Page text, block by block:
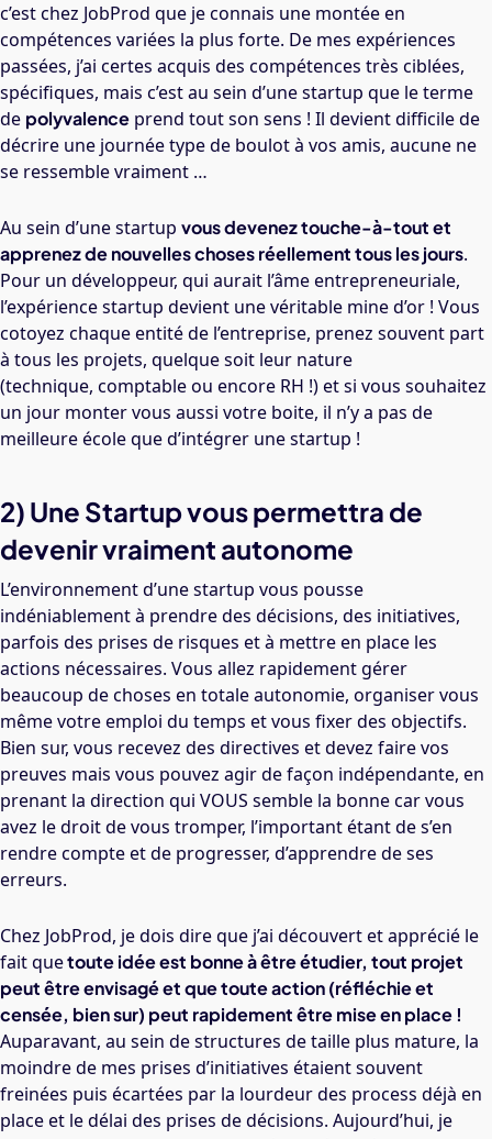
c’est chez JobProd que je connais une montée en
compétences variées la plus forte. De mes expériences
passées, j’ai certes acquis des compétences très ciblées,
spécifiques, mais c’est au sein d’une startup que le terme
de polyvalence prend tout son sens ! Il devient difficile de
décrire une journée type de boulot à vos amis, aucune ne
se ressemble vraiment …
Au sein d’une startup vous devenez touche-à-tout et
apprenez de nouvelles choses réellement tous les jours.
Pour un développeur, qui aurait l’âme entrepreneuriale,
l’expérience startup devient une véritable mine d’or ! Vous
cotoyez chaque entité de l’entreprise, prenez souvent part
à tous les projets, quelque soit leur nature
(technique, comptable ou encore RH !) et si vous souhaitez
un jour monter vous aussi votre boite, il n’y a pas de
meilleure école que d’intégrer une startup !
2) Une Startup vous permettra de
devenir vraiment autonome
L’environnement d’une startup vous pousse
indéniablement à prendre des décisions, des initiatives,
parfois des prises de risques et à mettre en place les
actions nécessaires. Vous allez rapidement gérer
beaucoup de choses en totale autonomie, organiser vous
même votre emploi du temps et vous fixer des objectifs.
Bien sur, vous recevez des directives et devez faire vos
preuves mais vous pouvez agir de façon indépendante, en
prenant la direction qui VOUS semble la bonne car vous
avez le droit de vous tromper, l’important étant de s’en
rendre compte et de progresser, d’apprendre de ses
erreurs.
Chez JobProd, je dois dire que j’ai découvert et apprécié le
fait quetoute idée est bonne à être étudier, tout projet
peut être envisagé et que toute action (réfléchie et
censée, bien sur) peut rapidement être mise en place !
Auparavant, au sein de structures de taille plus mature, la
moindre de mes prises d’initiatives étaient souvent
freinées puis écartées par la lourdeur des process déjà en
place et le délai des prises de décisions. Aujourd’hui, je